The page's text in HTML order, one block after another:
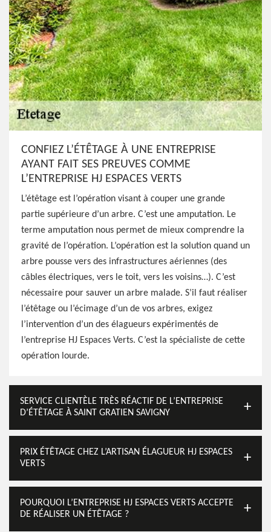
CONFIEZ L’ÉTÊTAGE À UNE ENTREPRISE
AYANT FAIT SES PREUVES COMME
L’ENTREPRISE HJ ESPACES VERTS
L’étêtage est l’opération visant à couper une grande
partie supérieure d’un arbre. C’est une amputation. Le
terme amputation nous permet de mieux comprendre la
gravité de l’opération. L’opération est la solution quand un
arbre pousse vers des infrastructures aériennes (des
câbles électriques, vers le toit, vers les voisins…). C’est
nécessaire pour sauver un arbre malade. S’il faut réaliser
l’étêtage ou l’écimage d’un de vos arbres, exigez
l’intervention d’un des élagueurs expérimentés de
l’entreprise HJ Espaces Verts. C’est la spécialiste de cette
opération lourde.
SERVICE CLIENTÈLE TRÈS RÉACTIF DE L’ENTREPRISE
D’ÉTÊTAGE À SAINT GRATIEN SAVIGNY
PRIX ÉTÊTAGE CHEZ L’ARTISAN ÉLAGUEUR HJ ESPACES
VERTS
POURQUOI L’ENTREPRISE HJ ESPACES VERTS ACCEPTE
DE RÉALISER UN ÉTÊTAGE ?